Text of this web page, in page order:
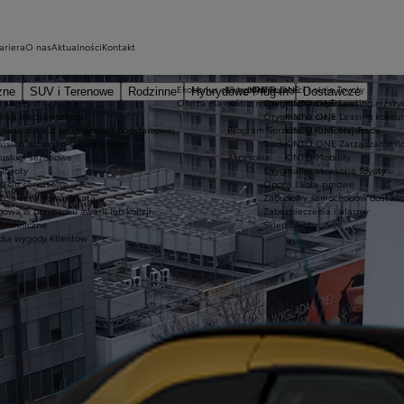
SUV i Terenowe Rodzinne Hybrydowe Plug-in
Dostawcze
Ekobonus dla hybryd Toyoty
Oferta dla osób z niepełnosprawnościami
KINTO ONE
KINTO ONE Leasing
KINTO ONE Leasing
KINTO ONE Najem
KINTO ONE Zarządzanie
KINTO Mobility
wizyty w serwisie
mechanicznego
dla aut po gwarancji podstawowej
blacharsko-lakierniczego
sezonowe
serwisowe
serwisowa Takata
w przypadku awarii lub kolizji
wygody Klientów
Oryginalne części i oleje Toyoty
Oryginalne części
Oryginalne oleje
Program Sprzedaży Hurtowej Trade
Trade
Akcesoria
Oryginalne akcesoria Toyoty
Opony i koła zimowe
Zabudowy samochodów
Zabezpieczenia i alarmy
Sklep Toyoty
O nasAktualnościKontakt